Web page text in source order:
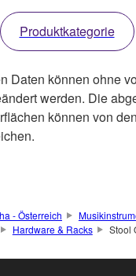
Produktkategorie
Daten können ohne
werden. Die
können von
- Österreich
Hardware & Racks Stool